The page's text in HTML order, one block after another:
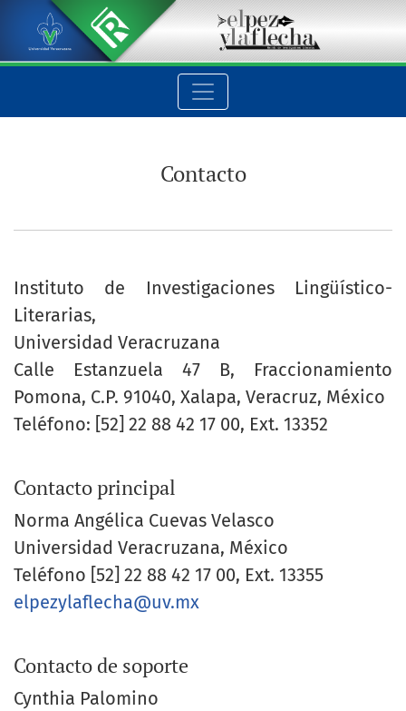
Contacto
Contacto
Instituto de Investigaciones Lingüístico-
Literarias,
Universidad Veracruzana
Calle Estanzuela 47 B, Fraccionamiento
Pomona, C.P. 91040, Xalapa, Veracruz, México
Teléfono: [52] 22 88 42 17 00, Ext. 13352
Contacto principal
Norma Angélica Cuevas Velasco
Universidad Veracruzana, México
Teléfono [52] 22 88 42 17 00, Ext. 13355
elpezylaflecha@uv.mx
Contacto de soporte
Cynthia Palomino